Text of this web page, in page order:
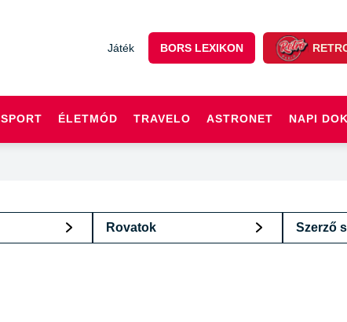
Játék BORS LEXIKON
SPORT ÉLETMÓD TRAVELO ASTRONET NAPI
Rovatok Szerző